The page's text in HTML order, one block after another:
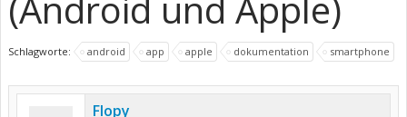
Schlagworte: android app apple dokumentation smartphone
Flopy